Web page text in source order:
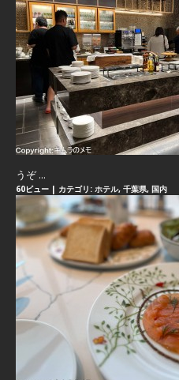
うぞ ...
60ビュー | カテゴリ: ホテル, 千葉県, 国内